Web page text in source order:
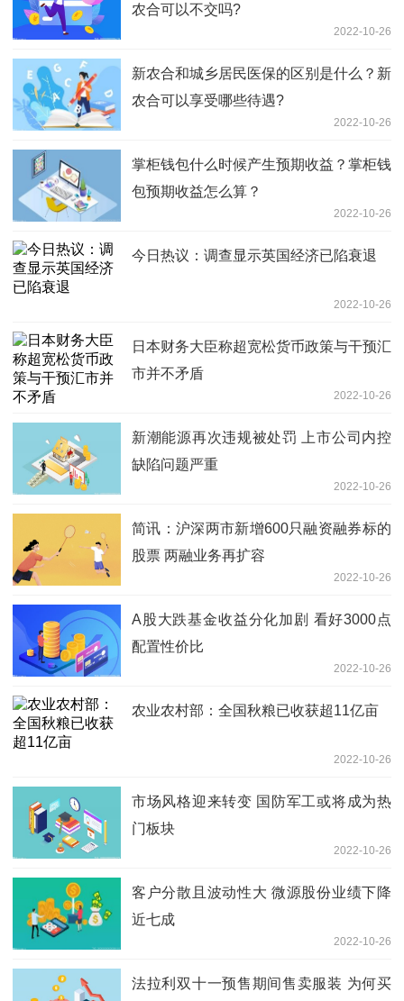
农合可以不交吗?
2022-10-26
新农合和城乡居民医保的区别是什么？新
农合可以享受哪些待遇?
2022-10-26
掌柜钱包什么时候产生预期收益？掌柜钱
包预期收益怎么算？
2022-10-26
今日热议：调查显示英国经济已陷衰退
2022-10-26
日本财务大臣称超宽松货币政策与干预汇
市并不矛盾
2022-10-26
新潮能源再次违规被处罚 上市公司内控
缺陷问题严重
2022-10-26
简讯：沪深两市新增600只融资融券标的
股票 两融业务再扩容
2022-10-26
A股大跌基金收益分化加剧 看好3000点
配置性价比
2022-10-26
农业农村部：全国秋粮已收获超11亿亩
2022-10-26
市场风格迎来转变 国防军工或将成为热
门板块
2022-10-26
客户分散且波动性大 微源股份业绩下降
近七成
2022-10-26
法拉利双十一预售期间售卖服装 为何买